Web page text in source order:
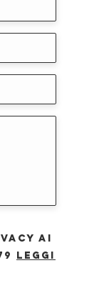
ai
Leggi